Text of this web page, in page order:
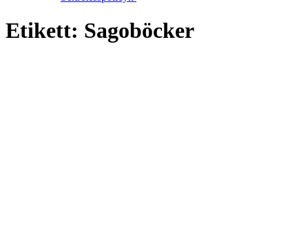
Etikett: Sagoböcker